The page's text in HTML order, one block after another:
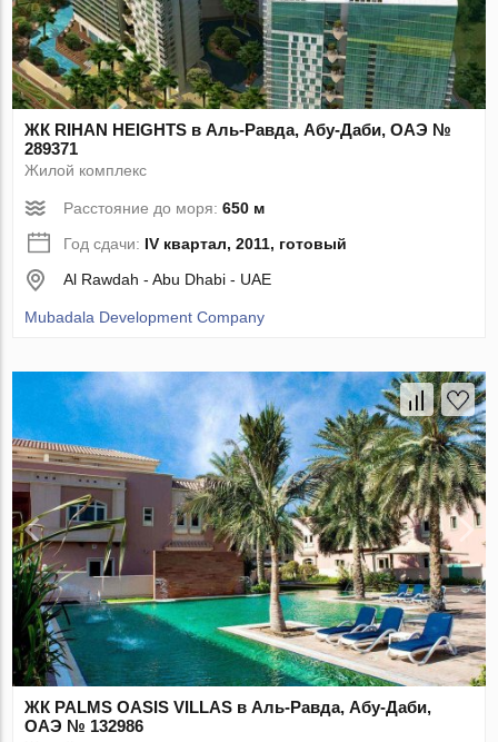
ЖК RIHAN HEIGHTS в Аль-Равда, Абу-Даби, ОАЭ №
289371
Жилой комплекс
Расстояние до моря:650 м
Год сдачи: IV квартал, 2011, готовый
Al Rawdah - Abu Dhabi - UAE
Mubadala Development Company
ЖК PALMS OASIS VILLAS в Аль-Равда, Абу-Даби,
ОАЭ № 132986